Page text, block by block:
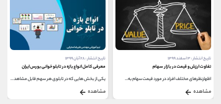
تاریخ انتشار : ۳ اسفند ۱۳۹۹
تفاوت ارزش و قیمت در بازار سهام
اظهارنظرهای مختلف افراد در مورد قیمت سهام به...
مشاهده
تاریخ انتشار : ۲۸ آبان ۱۳۹۹
معرفی کامل انواع بازه در تابلو خوانی بورس ایران
یکی از بخش هایی که در تابلوی هر سهم قابل مشاهده...
مشاهده